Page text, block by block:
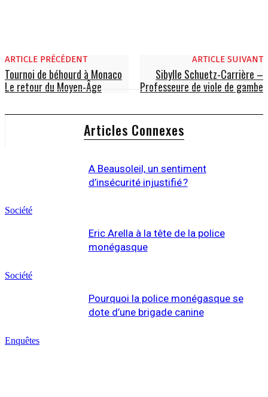
ARTICLE PRÉCÉDENT
Tournoi de béhourd à Monaco
Le retour du Moyen-Âge
ARTICLE SUIVANT
Sibylle Schuetz-Carrière –
Professeure de viole de gambe
Articles Connexes
Société
A Beausoleil, un sentiment
d’insécurité injustifié ?
Société
Eric Arella à la tête de la police
monégasque
Enquêtes
Pourquoi la police monégasque se
dote d’une brigade canine